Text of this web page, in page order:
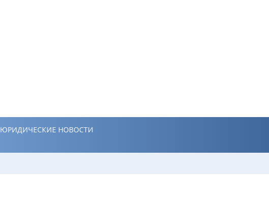
ЮРИДИЧЕСКИЕ НОВОСТИ